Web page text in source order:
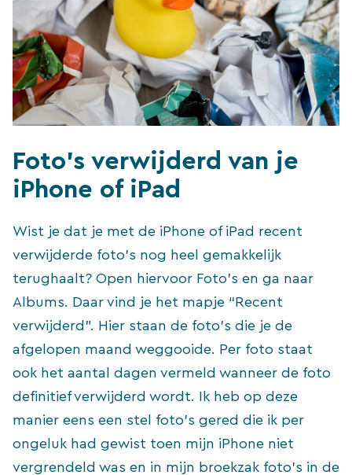
Foto’s verwijderd van je
iPhone of iPad
Wist je dat je met de iPhone of iPad recent
verwijderde foto’s nog heel gemakkelijk
terughaalt? Open hiervoor Foto’s en ga naar
Albums. Daar vind je het mapje “Recent
verwijderd”. Hier staan de foto’s die je de
afgelopen maand weggooide. Per foto staat
ook het aantal dagen vermeld wanneer de foto
definitief verwijderd wordt. Ik heb op deze
manier eens een stel foto’s gered die ik per
ongeluk had gewist toen mijn iPhone niet
vergrendeld was en in mijn broekzak foto’s in de